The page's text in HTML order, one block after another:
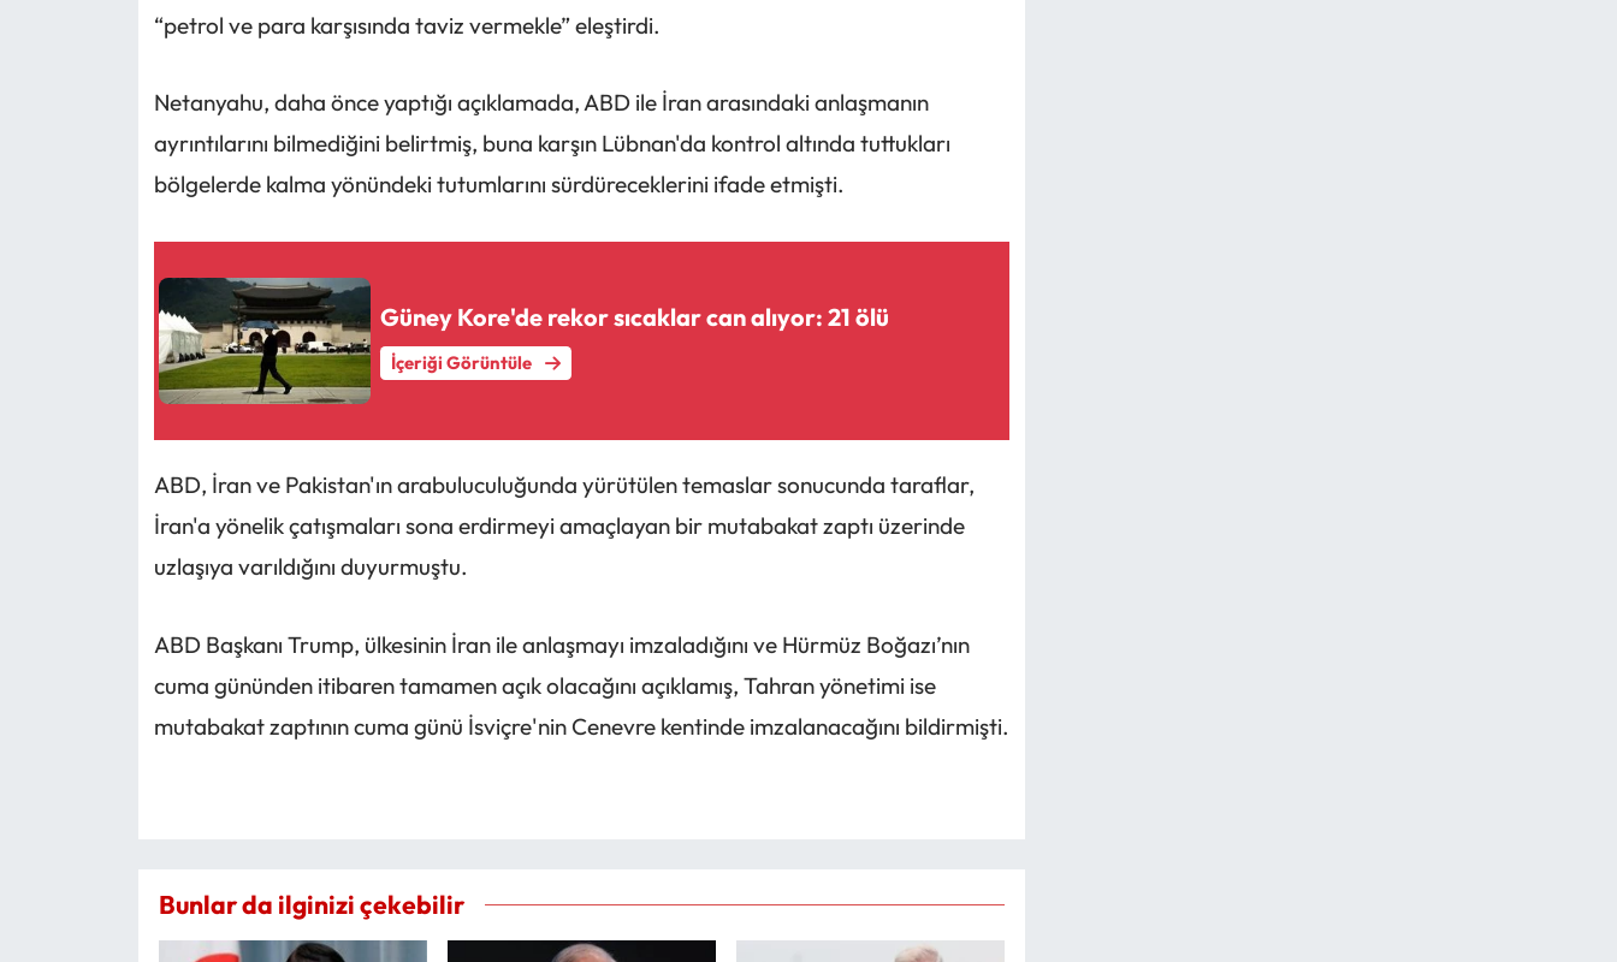
“petrol ve para karşısında taviz vermekle” eleştirdi.
Netanyahu, daha önce yaptığı açıklamada, ABD ile İran arasındaki anlaşmanın
ayrıntılarını bilmediğini belirtmiş, buna karşın Lübnan'da kontrol altında tuttukları
bölgelerde kalma yönündeki tutumlarını sürdüreceklerini ifade etmişti.
Güney Kore'de rekor sıcaklar can alıyor: 21 ölü
İçeriği Görüntüle
ABD, İran ve Pakistan'ın arabuluculuğunda yürütülen temaslar sonucunda taraflar,
İran'a yönelik çatışmaları sona erdirmeyi amaçlayan bir mutabakat zaptı üzerinde
uzlaşıya varıldığını duyurmuştu.
ABD Başkanı Trump, ülkesinin İran ile anlaşmayı imzaladığını ve Hürmüz Boğazı’nın
cuma gününden itibaren tamamen açık olacağını açıklamış, Tahran yönetimi ise
mutabakat zaptının cuma günü İsviçre'nin Cenevre kentinde imzalanacağını bildirmişti.
Bunlar da ilginizi çekebilir